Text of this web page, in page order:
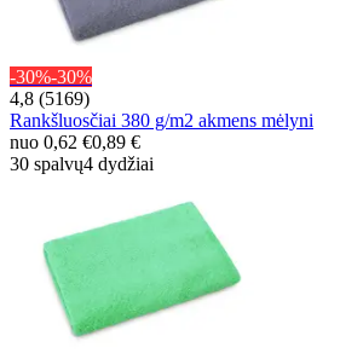
-30%-30%
4,8 (5169)
Rankšluosčiai 380 g/m2 akmens mėlyni
nuo 0,62 €0,89 €
30 spalvų4 dydžiai